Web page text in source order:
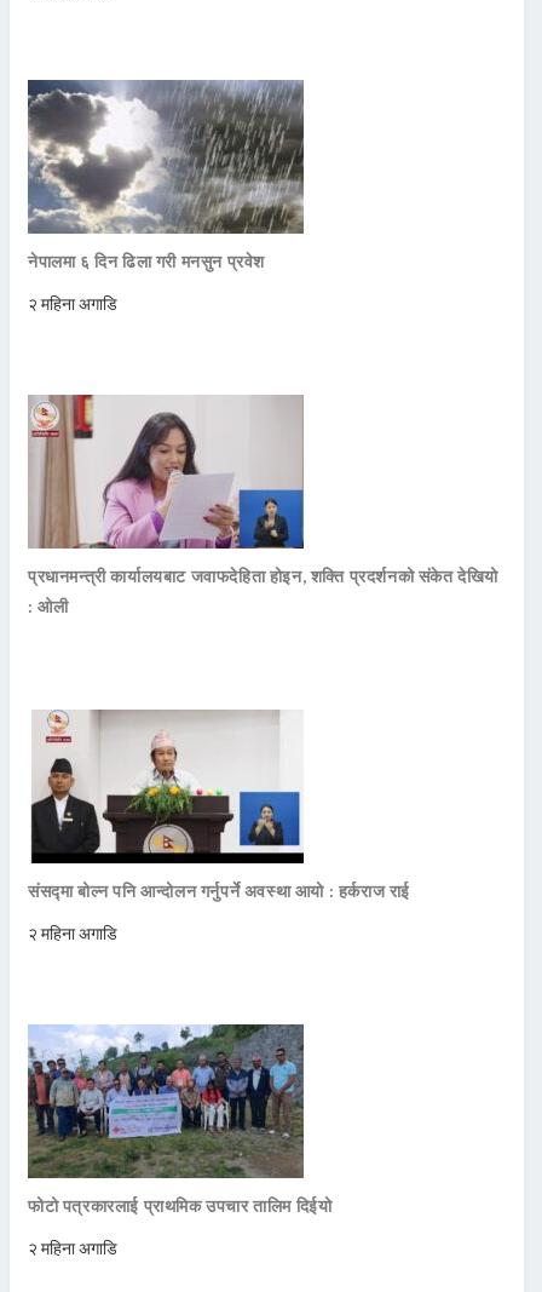
नेपालमा ६ दिन ढिला गरी मनसुन प्रवेश
२ महिना अगाडि
प्रधानमन्त्री कार्यालयबाट जवाफदेहिता होइन, शक्ति प्रदर्शनको संकेत देखियो
: ओली
संसद्मा बोल्न पनि आन्दोलन गर्नुपर्ने अवस्था आयो : हर्कराज राई
२ महिना अगाडि
फोटो पत्रकारलाई प्राथमिक उपचार तालिम दिईयो
२ महिना अगाडि